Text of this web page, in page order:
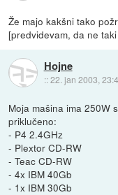
Že majo kakšni tako
[predvidevam, da ne
Hojne
::22. jan 2003,
Moja mašina ima 250W
priklučeno:
- P4 2.4GHz
- Plextor CD-RW
- Teac CD-RW
- 4x IBM 40Gb
- 1x IBM 30Gb